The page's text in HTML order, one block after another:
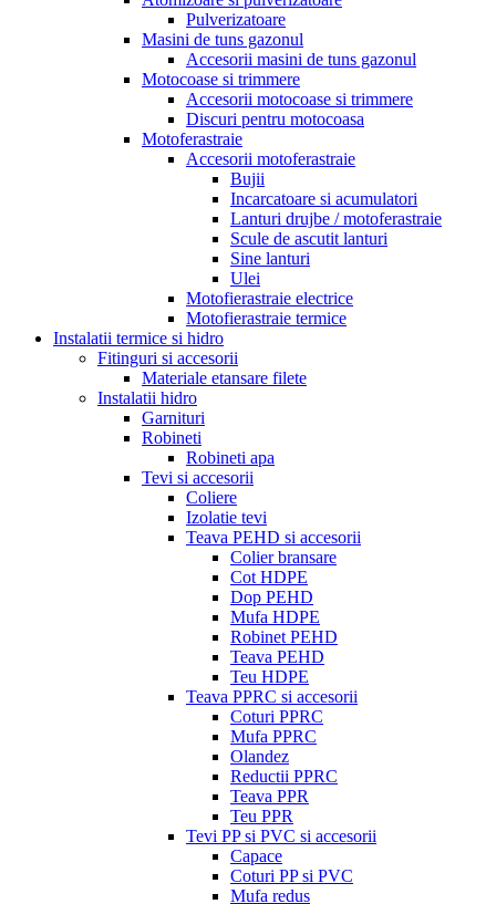
Pulverizatoare
Masini de tuns gazonul
Accesorii masini de tuns gazonul
Motocoase si trimmere
Accesorii motocoase si trimmere
Discuri pentru motocoasa
Motoferastraie
Accesorii motoferastraie
Bujii
Incarcatoare si acumulatori
Lanturi drujbe / motoferastraie
Scule de ascutit lanturi
Sine lanturi
Ulei
Motofierastraie electrice
Motofierastraie termice
Instalatii termice si hidro
Fitinguri si accesorii
Materiale etansare filete
Instalatii hidro
Garnituri
Robineti
Robineti apa
Tevi si accesorii
Coliere
Izolatie tevi
Teava PEHD si accesorii
Colier bransare
Cot HDPE
Dop PEHD
Mufa HDPE
Robinet PEHD
Teava PEHD
Teu HDPE
Teava PPRC si accesorii
Coturi PPRC
Mufa PPRC
Olandez
Reductii PPRC
Teava PPR
Teu PPR
Tevi PP si PVC si accesorii
Capace
Coturi PP si PVC
Mufa redus